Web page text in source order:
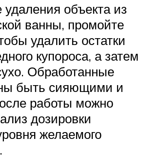
объекта из
ванны, промойте
удалить остатки
купороса, а затем
Обработанные
быть сияющими и
работы можно
дозировки
желаемого